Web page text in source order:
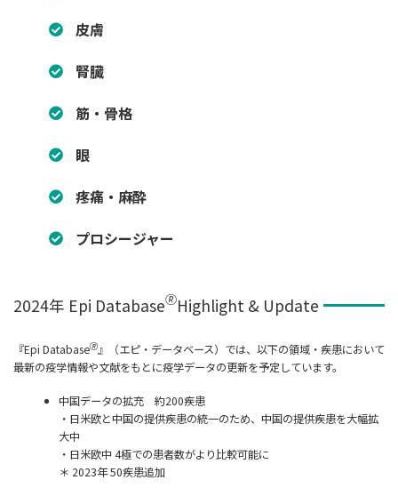
皮膚
腎臓
筋・骨格
眼
疼痛・麻酔
プロシージャー
2024年 Epi Database🄬Highlight & Update
『Epi Database🄬』（エピ・データベース）では、以下の領域・疾患において
最新の疫学情報や文献をもとに疫学データの更新を予定しています。
中国データの拡充 約200疾患
・日米欧と中国の提供疾患の統一のため、中国の提供疾患を大幅拡
大中
・日米欧中 4極での患者数がより比較可能に
＊ 2023年 50疾患追加